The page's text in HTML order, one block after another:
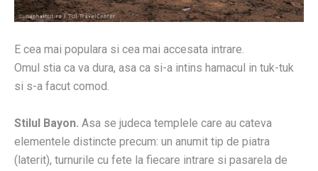
E cea mai populara si cea mai accesata intrare.
Omul stia ca va dura, asa ca si-a intins hamacul in tuk-tuk
si s-a facut comod.
Stilul Bayon. Asa se judeca templele care au cateva
elementele distincte precum: un anumit tip de piatra
(laterit), turnurile cu fete la fiecare intrare si pasarela de